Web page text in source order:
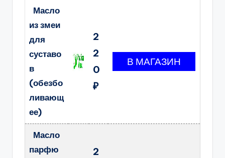
Масло
из змеи
для
суставо
в
(обезбо
ливающ
ее)
2
2
0
₽
Масло
парфю
2